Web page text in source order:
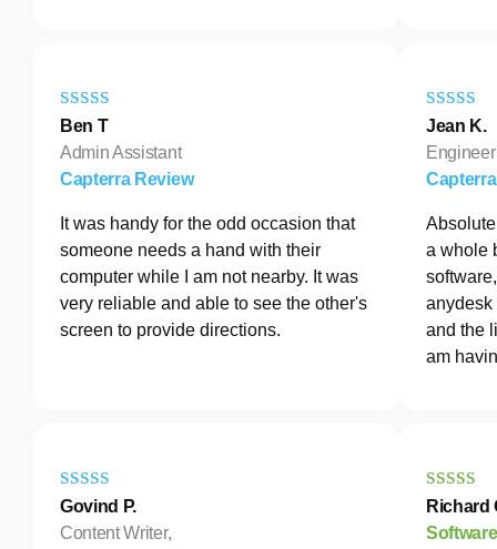
Ben T
Admin Assistant
Capterra Review
It was handy for the odd occasion that
someone needs a hand with their
computer while I am not nearby. It was
very reliable and able to see the other's
screen to provide directions.
Jean K.
Engineer
a whole
anydesk
and the
am
Govind P.
Content Writer,
Richard